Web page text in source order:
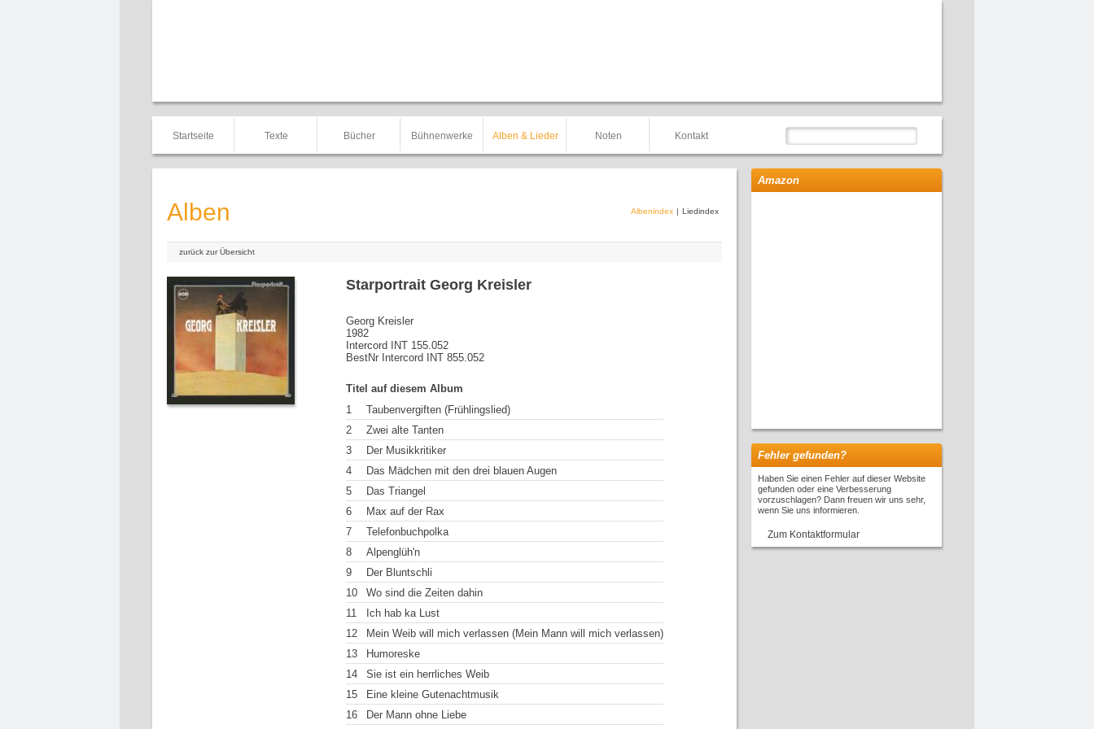
Startseite Texte Bücher Bühnenwerke Alben & Lieder Noten Kontakt
Alben Albenindex | Liedindex
zurück zur Übersicht
Starportrait Georg Kreisler
Georg Kreisler
1982
Intercord INT 155.052
BestNr Intercord INT 855.052
Titel auf diesem Album
1
Taubenvergiften (Frühlingslied)
2
Zwei alte Tanten
3
Der Musikkritiker
4
Das Mädchen mit den drei blauen Augen
5
Das Triangel
6
Max auf der Rax
7
Telefonbuchpolka
8
Alpenglüh'n
9
Der Bluntschli
10
Wo sind die Zeiten dahin
11
Ich hab ka Lust
12
Mein Weib will mich verlassen (Mein Mann will mich verlassen)
13
Humoreske
14
Sie ist ein herrliches Weib
15
Eine kleine Gutenachtmusik
16
Der Mann ohne Liebe
Amazon
Fehler gefunden?
Haben Sie einen Fehler auf dieser Website
gefunden oder eine Verbesserung
vorzuschlagen? Dann freuen wir uns sehr,
wenn Sie uns informieren.
Zum Kontaktformular